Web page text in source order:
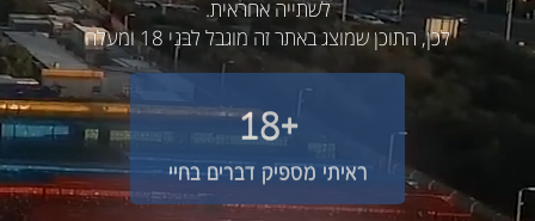
לשתייה אחראית.
לכן, התוכן שמוצג באתר זה מוגבל לבני 18 ומעלה
+18
ראיתי מספיק דברים בחיי